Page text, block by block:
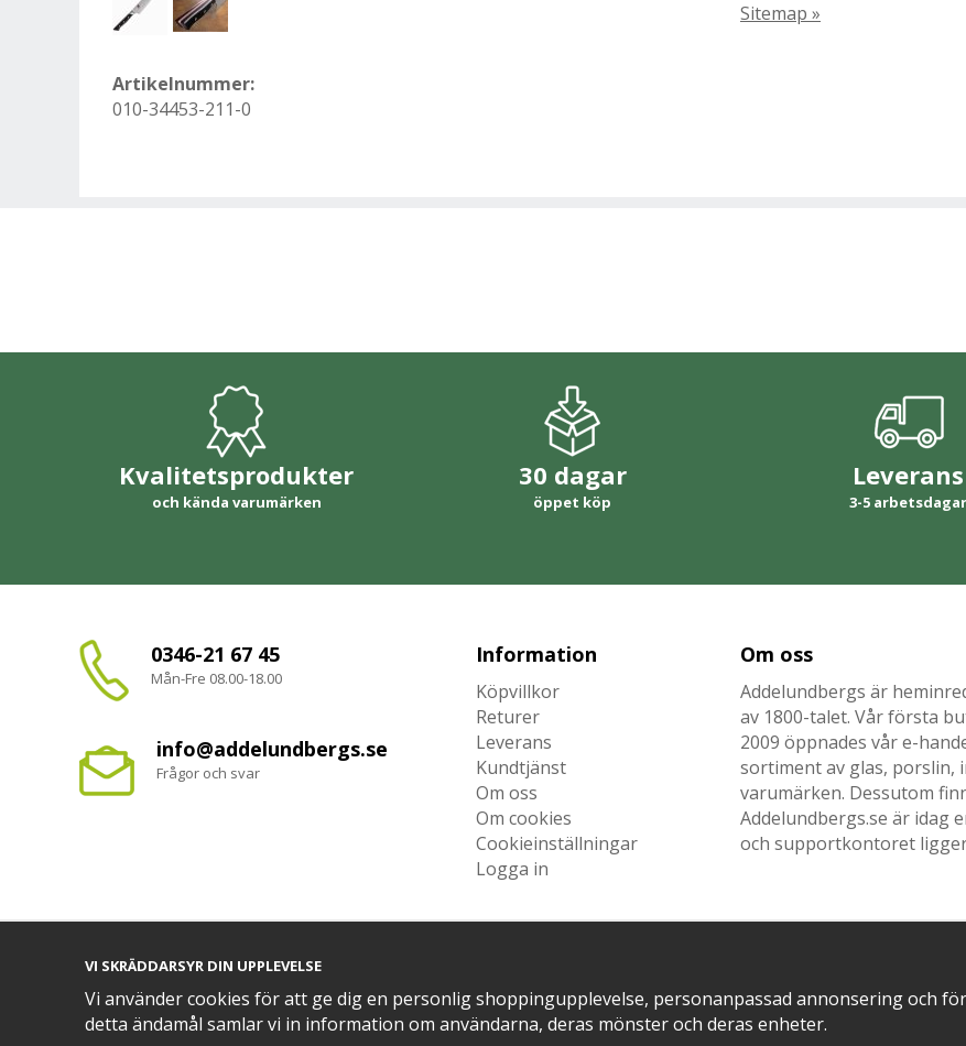
Sitemap »
Artikelnummer:
010-34453-211-0
Kvalitetsprodukter
och kända varumärken
30 dagar
öppet köp
Leverans
3-5 arbetsdagar
0346-21 67 45
Mån-Fre 08.00-18.00
info@addelundbergs.se
Frågor och svar
Information
Köpvillkor
Returer
Leverans
Kundtjänst
Om oss
Om cookies
Cookieinställningar
Logga in
Om oss
Addelundbergs är
av 1800-talet. Vår första
2009 öppnades vår e-
sortiment av glas, porslin,
varumärken. Dessutom
Addelundbergs.se är idag
och supportkontoret ligger
VI SKRÄDDARSYR DIN UPPLEVELSE
Vi använder cookies för att ge dig en personlig shoppingupplevelse, personanpassad annonsering och
detta ändamål samlar vi in information om användarna, deras mönster och deras enheter.